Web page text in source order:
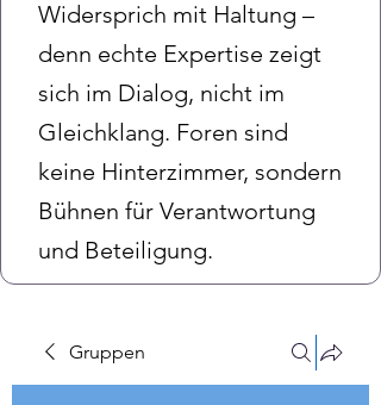
Widersprich mit Haltung –
denn echte Expertise zeigt
sich im Dialog, nicht im
Gleichklang. Foren sind
keine Hinterzimmer, sondern
Bühnen für Verantwortung
und Beteiligung.
Gruppen